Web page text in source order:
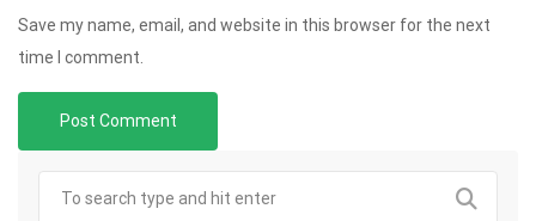
Save my name, email, and website in this browser for the next
time I comment.